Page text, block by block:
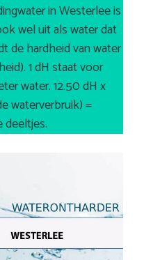
in Westerlee is
wel uit als water dat
de hardheid van water
1 dH staat voor
water. 12.50 dH x
waterverbruik) =